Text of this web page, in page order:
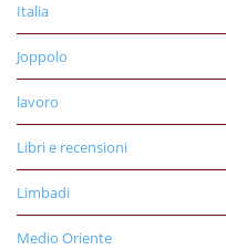
Italia
Joppolo
lavoro
Libri e recensioni
Limbadi
Medio Oriente